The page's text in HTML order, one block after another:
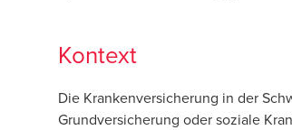
Kontext
Die Krankenversicherung in der
Grundversicherung oder soziale